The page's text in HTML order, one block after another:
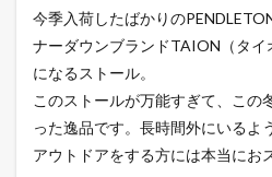
どち
らの
面で
羽織
も手
まで
温か
いポ
今季入荷したばかりの
ナーダウンブランドTAION（タイ
になるストール。
このストールが万能すぎて、この
った逸品です。長時間外にいるよ
アウトドアをする方には本当にお